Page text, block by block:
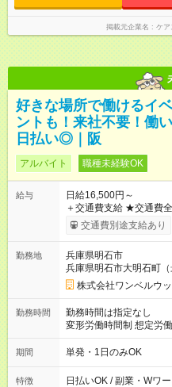
掲載元企業名 ケア
好きな場所で働けるイ
ントも！来社不要！働
日払い◎｜阪
アルバイト 職種未経験OK
給与
日給16,500円～
＋交通費支給 ★交通費全額支給！ ★日払いOK！（規定あり） ┗
働いたその日に現金
交通費別途支給あり
勤務地
兵庫県明石市
兵庫県明石市大明石町
株式会社ワンベルウ
勤務時間
勤務時間は指定なし
変形労働時間制 想定労働時間160時
00～20：00
期間 単発・1日のみOK
特徴 日払いOK / 副業・Wワ